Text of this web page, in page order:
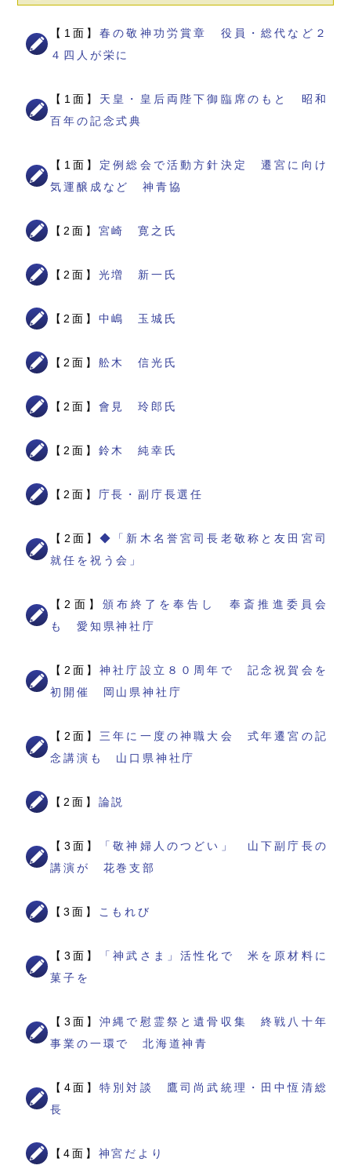
【1面】春の敬神功労賞章 役員・総代など２
４四人が栄に
【1面】 天皇・皇后両陛下御臨席のもと 昭和
百年の記念式典
【1面】 定例総会で活動方針決定 遷宮に向け
気運醸成など 神青協
【2面】 宮崎 寛之氏
【2面】 光増 新一氏
【2面】 中嶋 玉城氏
【2面】 舩木 信光氏
【2面】 會見 玲郎氏
【2面】 鈴木 純幸氏
【2面】 庁長・副庁長選任
【2面】◆「新木名誉宮司長老敬称と友田宮司
就任を祝う会」
【2面】 頒布終了を奉告し 奉斎推進委員会
も 愛知県神社庁
【2面】神社庁設立８０周年で 記念祝賀会を
初開催 岡山県神社庁
【2面】 三年に一度の神職大会 式年遷宮の記
念講演も 山口県神社庁
【2面】 論説
【3面】
「敬神婦人のつどい」 山下副庁長の
講演が 花巻支部
【3面】 こもれび
【3面】
「神武さま」活性化で 米を原材料に
菓子を
【3面】沖縄で慰霊祭と遺骨収集 終戦八十年
事業の一環で 北海道神青
【4面】特別対談 鷹司尚武統理・田中恆清総
長
【4面】 神宮だより